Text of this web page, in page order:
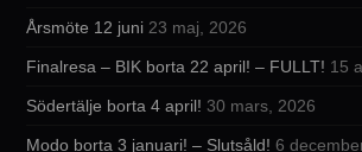
Årsmöte 12 juni 23 maj, 2026
Finalresa – BIK borta 22 april! – FULLT! 15
Södertälje borta 4 april! 30 mars, 2026
Modo borta 3 januari! – Slutsåld! 6